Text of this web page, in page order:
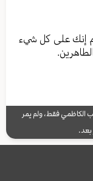
إنك علی کل شيء
فقط، ولم يمر
بعد.